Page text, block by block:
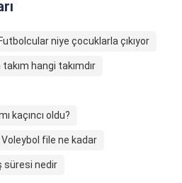
Futbolcular niye çocuklarla çıkıyor
hangi takımdır
kaçıncı oldu?
Voleybol file ne kadar
süresi nedir